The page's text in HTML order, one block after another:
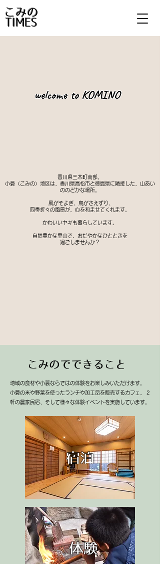
​こみの
TIMES
​welcome to KOMINO
香川県三木町南部。
小蓑（こみの）地区は、香川県高松市と徳島県に隣接した、山あい
ののどかな場所。
風がそよぎ、鳥がさえずり、
四季折々の風景が、心を和ませてくれます。
かわいいヤギも暮らしています。
自然豊かな里山で、おだやかなひとときを
過ごしませんか？
​こみのでできること
地域の食材や小蓑ならではの体験をお楽しみいただけます。
小蓑の米や野菜を使ったランチや加工品を販売するカフェ、 2
軒の農家民宿、そして様々な体験イベントを実施しています。
宿泊​
体験